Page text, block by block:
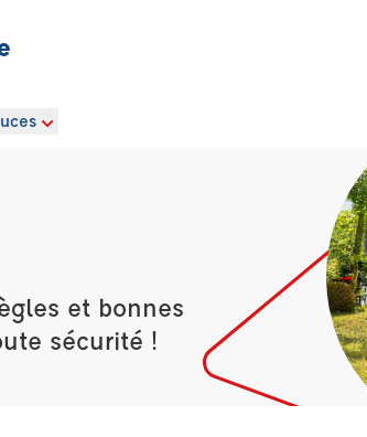
et bonnes
sécurité !